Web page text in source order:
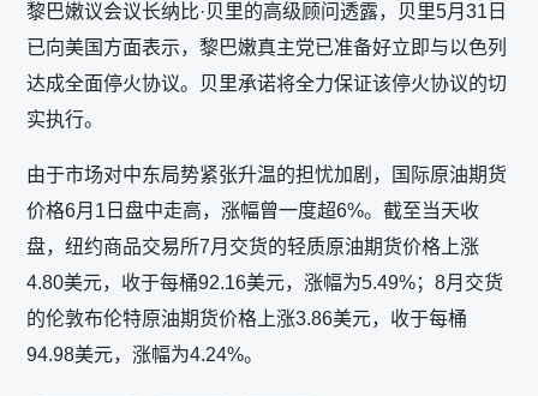
黎巴嫩议会议长纳比·贝里的高级顾问透露，贝里5月31日
已向美国方面表示，黎巴嫩真主党已准备好立即与以色列
达成全面停火协议。贝里承诺将全力保证该停火协议的切
实执行。
由于市场对中东局势紧张升温的担忧加剧，国际原油期货
价格6月1日盘中走高，涨幅曾一度超6%。截至当天收
盘，纽约商品交易所7月交货的轻质原油期货价格上涨
4.80美元，收于每桶92.16美元，涨幅为5.49%；8月交货
的伦敦布伦特原油期货价格上涨3.86美元，收于每桶
94.98美元，涨幅为4.24%。